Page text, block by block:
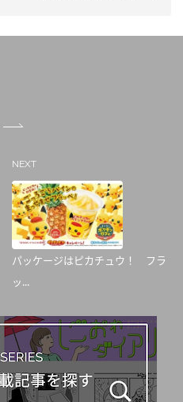
NEXT
パッケージはピカチュウ！ フラ
ッ...